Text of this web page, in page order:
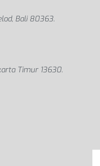
Bali 80363.
Timur 13630.